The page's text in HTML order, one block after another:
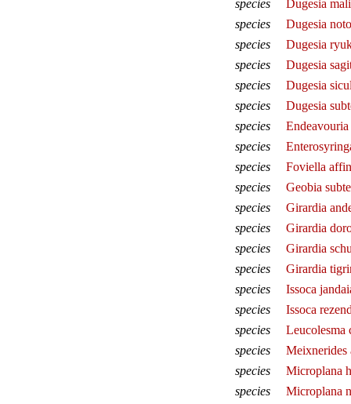
species
Dugesia
species
Dugesia
species
Dugesia
species
Dugesia
species
Dugesia
species
Dugesia
species
Endeavouria
species
species
Foviella
species
Geobia
species
Girardia
species
Girardia
species
Girardia
species
Girardia
species
Issoca
species
Issoca
species
Leucolesma
species
Meixnerides
species
Microplana
species
Microplana